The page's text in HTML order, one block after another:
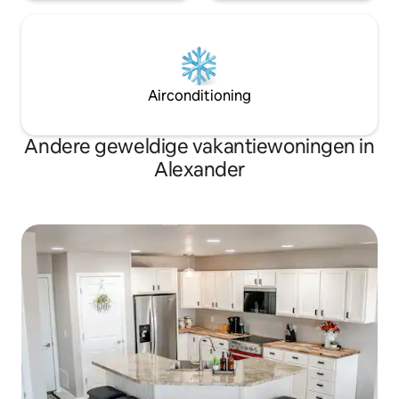
Airconditioning
Andere geweldige vakantiewoningen in
Alexander